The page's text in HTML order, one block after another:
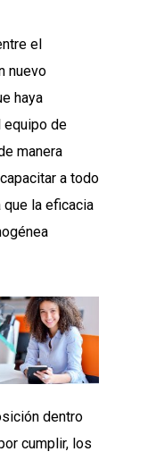
el
nuevo
haya
equipo de
manera
a todo
la eficacia
dentro
cumplir, los